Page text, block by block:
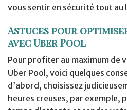
vous sentir en sécurité tout
Astuces pour
avec Uber Pool
Pour profiter au maximum de
Uber Pool, voici quelques
d’abord, choisissez
heures creuses, par exemple,